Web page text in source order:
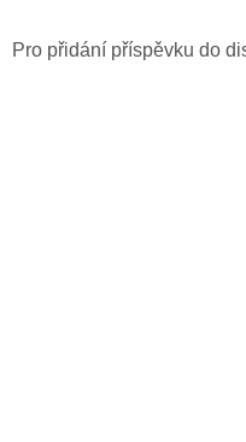
Pro přidání příspěvku do